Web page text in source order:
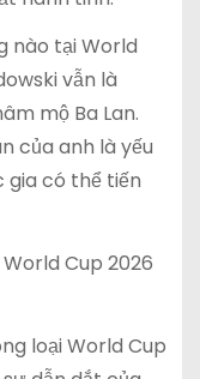
nào tại World
vẫn là
mộ Ba Lan.
của anh là yếu
gia có thể tiến
Cup 2026
loại World Cup